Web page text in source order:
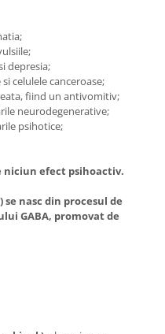
depresia;
celulele canceroase;
fiind un antivomitiv;
neurodegenerative;
psihotice;
niciun efect psihoactiv.
se nasc din procesul de
GABA, promovat de